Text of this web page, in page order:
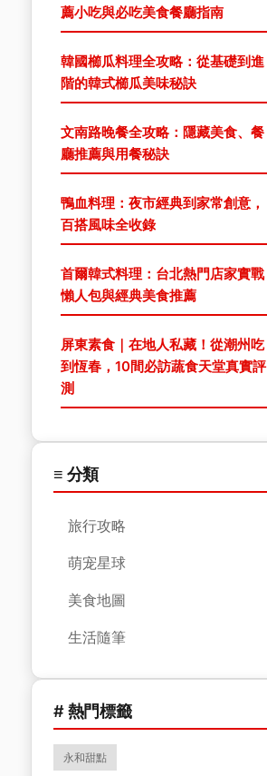
薦小吃與必吃美食餐廳指南
韓國櫛瓜料理全攻略：從基礎到進
階的韓式櫛瓜美味秘訣
文南路晚餐全攻略：隱藏美食、餐
廳推薦與用餐秘訣
鴨血料理：夜市經典到家常創意，
百搭風味全收錄
首爾韓式料理：台北熱門店家實戰
懶人包與經典美食推薦
屏東素食｜在地人私藏！從潮州吃
到恆春，10間必訪蔬食天堂真實評
測
≡ 分類
旅行攻略
萌宠星球
美食地圖
生活隨筆
# 熱門標籤
永和甜點